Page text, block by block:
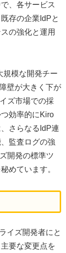
、各サービス
存の企業IdPと
の強化と運用
規模な開発チー
壁が大きく下が
ズ市場での採
効率的にKiro
さらなるIdP連
監査ログの強
開発の標準ツ
めています。
イズ開発者にと
要な変更点を